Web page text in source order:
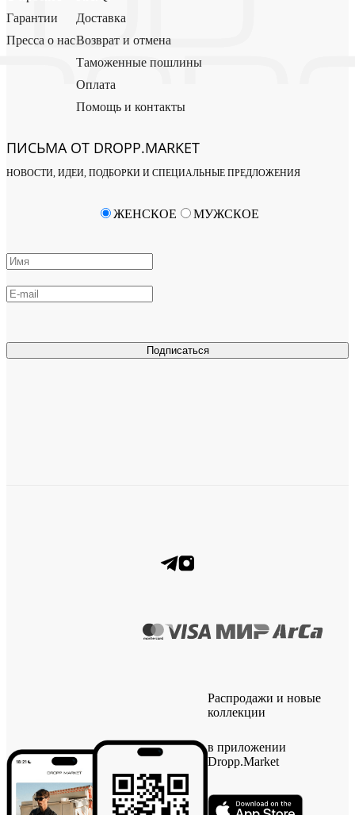
Гарантии
Пресса о нас
Доставка
Возврат и отмена
Таможенные пошлины
Оплата
Помощь и контакты
ПИСЬМА ОТ DROPP.MARKET
НОВОСТИ, ИДЕИ, ПОДБОРКИ И СПЕЦИАЛЬНЫЕ ПРЕДЛОЖЕНИЯ
Подписаться
ЖЕНСКОЕ МУЖСКОЕ
Распродажи и новые
коллекции
в приложении
Dropp.Market